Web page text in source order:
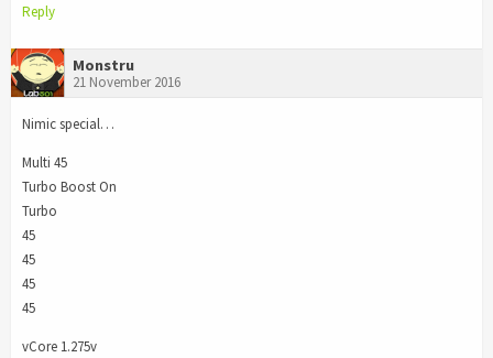
Reply
Monstru
21 November 2016
Nimic special…
Multi 45
Turbo Boost On
Turbo
45
45
45
45
vCore 1.275v